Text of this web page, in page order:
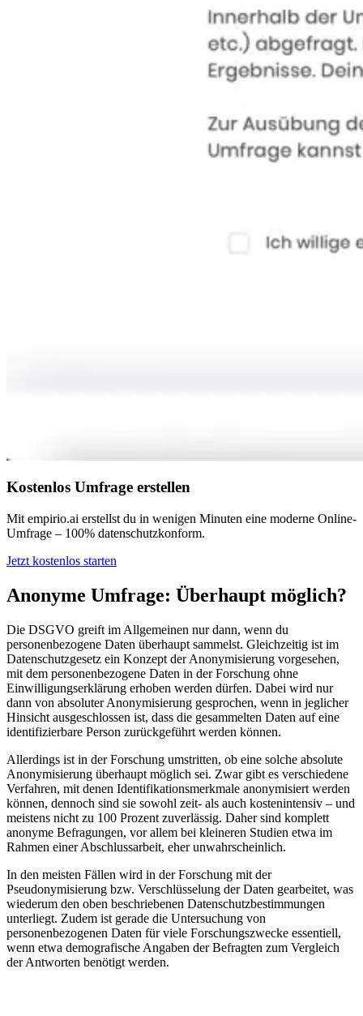
Kostenlos Umfrage erstellen
Mit empirio.ai erstellst du in wenigen Minuten eine moderne Online-
Umfrage – 100% datenschutzkonform.
Jetzt kostenlos starten
Anonyme Umfrage: Überhaupt möglich?
Die DSGVO greift im Allgemeinen nur dann, wenn du
personenbezogene Daten überhaupt sammelst. Gleichzeitig ist im
Datenschutzgesetz ein Konzept der Anonymisierung vorgesehen,
mit dem personenbezogene Daten in der Forschung ohne
Einwilligungserklärung erhoben werden dürfen. Dabei wird nur
dann von absoluter Anonymisierung gesprochen, wenn in jeglicher
Hinsicht ausgeschlossen ist, dass die gesammelten Daten auf eine
identifizierbare Person zurückgeführt werden können.
Allerdings ist in der Forschung umstritten, ob eine solche absolute
Anonymisierung überhaupt möglich sei. Zwar gibt es verschiedene
Verfahren, mit denen Identifikationsmerkmale anonymisiert werden
können, dennoch sind sie sowohl zeit- als auch kostenintensiv – und
meistens nicht zu 100 Prozent zuverlässig. Daher sind komplett
anonyme Befragungen, vor allem bei kleineren Studien etwa im
Rahmen einer Abschlussarbeit, eher unwahrscheinlich.
In den meisten Fällen wird in der Forschung mit der
Pseudonymisierung bzw. Verschlüsselung der Daten gearbeitet, was
wiederum den oben beschriebenen Datenschutzbestimmungen
unterliegt. Zudem ist gerade die Untersuchung von
personenbezogenen Daten für viele Forschungszwecke essentiell,
wenn etwa demografische Angaben der Befragten zum Vergleich
der Antworten benötigt werden.